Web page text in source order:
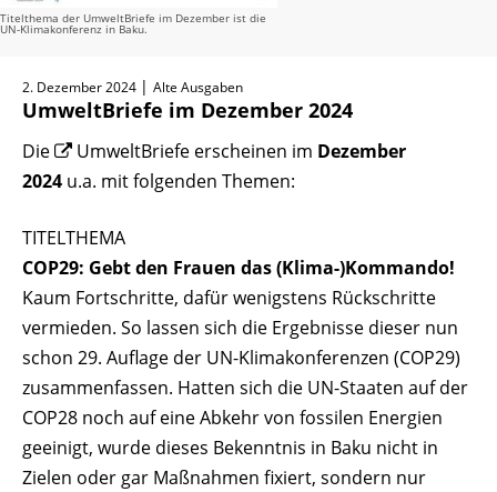
Titelthema der UmweltBriefe im Dezember ist die
UN-Klimakonferenz in Baku.
2. Dezember 2024 | Alte Ausgaben
UmweltBriefe im Dezember 2024
Die UmweltBriefe erscheinen im Dezember
2024 u.a. mit folgenden Themen:
TITELTHEMA
COP29: Gebt den Frauen das (Klima-)Kommando!
Kaum Fortschritte, dafür wenigstens Rückschritte
vermieden. So lassen sich die Ergebnisse dieser nun
schon 29. Auflage der UN-Klimakonferenzen (COP29)
zusammenfassen. Hatten sich die UN-Staaten auf der
COP28 noch auf eine Abkehr von fossilen Energien
geeinigt, wurde dieses Bekenntnis in Baku nicht in
Zielen oder gar Maßnahmen fixiert, sondern nur